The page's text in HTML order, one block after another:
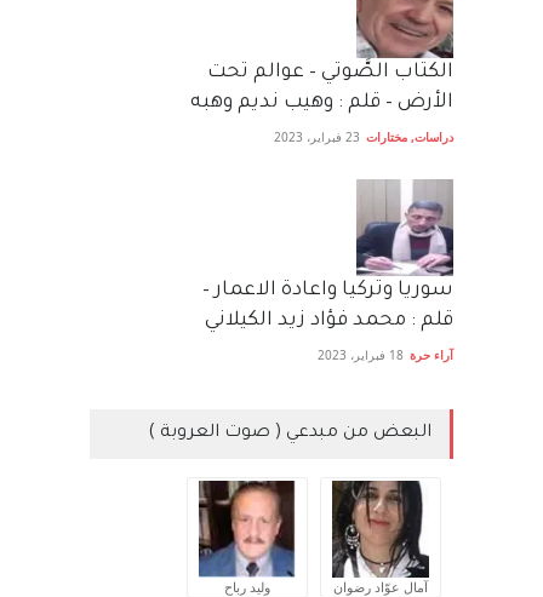
الكتاب الصَّوتي – عوالم تحت
الأرض – قلم : وهيب نديم وهبه
دراسات, مختارات 23 فبراير، 2023
سوريا وتركيا واعادة الاعمار –
قلم : محمد فؤاد زيد الكيلاني
آراء حرة 18 فبراير، 2023
البعض من مبدعي ( صوت العروبة )
آمال عوّاد رضوان وليد رباح